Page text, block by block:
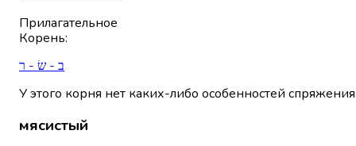
Прилагательное
Корень:
ב - שׂ - ר
У этого корня нет каких-либо особенностей
мясистый